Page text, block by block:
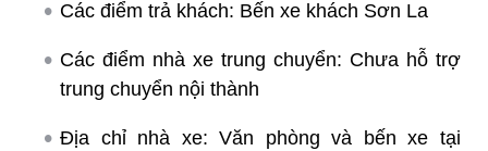
Các điểm trả khách: Bến xe khách Sơn La
Các điểm nhà xe trung chuyển: Chưa hỗ trợ
trung chuyển nội thành
Địa chỉ nhà xe: Văn phòng và bến xe tại